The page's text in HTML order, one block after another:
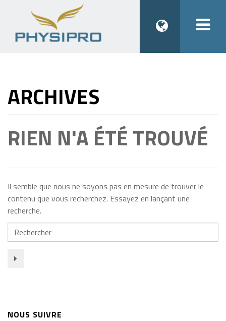
ARCHIVES
RIEN N'A ÉTÉ TROUVÉ
Il semble que nous ne soyons pas en mesure de trouver le
contenu que vous recherchez. Essayez en lançant une
recherche.
Rechercher
NOUS SUIVRE